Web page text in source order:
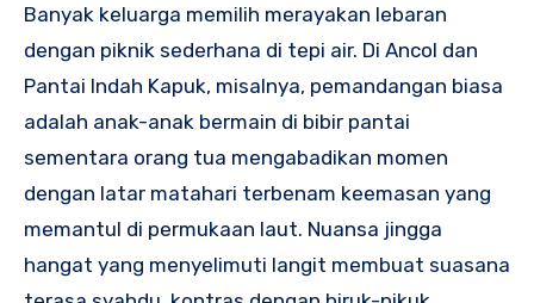
Banyak keluarga memilih merayakan lebaran
dengan piknik sederhana di tepi air. Di Ancol dan
Pantai Indah Kapuk, misalnya, pemandangan biasa
adalah anak-anak bermain di bibir pantai
sementara orang tua mengabadikan momen
dengan latar matahari terbenam keemasan yang
memantul di permukaan laut. Nuansa jingga
hangat yang menyelimuti langit membuat suasana